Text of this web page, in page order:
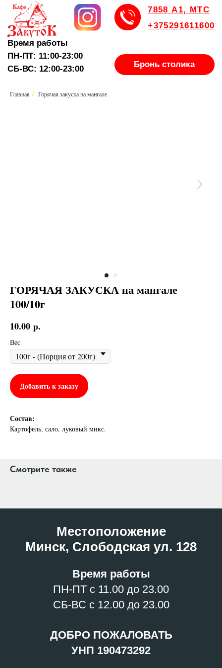
Время работы
ПН-ПТ: 11:00-23:00
СБ-ВС: 12:00-23:00
7858 А1, МТС
+375291611600
Главная / Горячая закуска на мангале
ГОРЯЧАЯ ЗАКУСКА на мангале
100/10г
10.00 р.
Вес
Добавить к заказу
Состав:
Картофель, сало, луковый микс.
Смотрите также
Местоположение
Минск, Слободская ул. 128
Время работы
ПН-ПТ с 11.00 до 23.00
СБ-ВС с 12.00 до 23.00
ДОБРО ПОЖАЛОВАТЬ
УНП 190473292